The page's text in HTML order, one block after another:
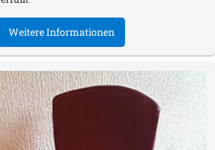
Weitere Informationen